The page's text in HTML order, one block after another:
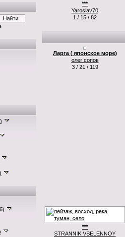
***
Yaroslav70
1 / 15 / 82
Ларга ( японское море)
олег сопов
3 / 21 / 119
***
STRANNIK VSELENNOY